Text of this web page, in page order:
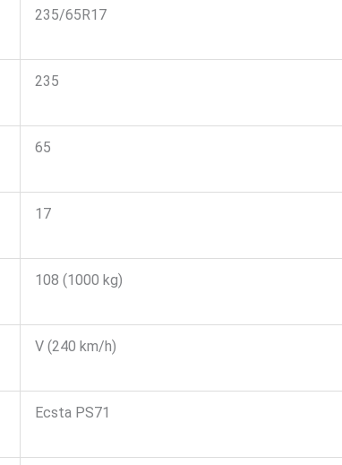
235/65R17
235
65
17
108 (1000 kg)
V (240 km/h)
Ecsta PS71